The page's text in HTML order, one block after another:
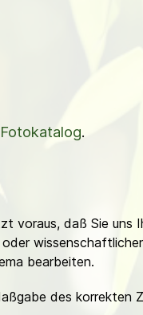
Fotokatalog.
voraus, daß Sie
bearbeiten.
des korrekten